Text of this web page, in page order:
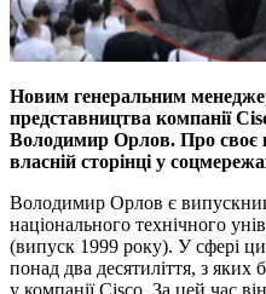
Новим генеральним
представництва компанії
Володимир Орлов. Про своє
власній сторінці у
Володимир Орлов є
національного технічного
(випуск 1999 року). У сфері
понад два десятиліття, з